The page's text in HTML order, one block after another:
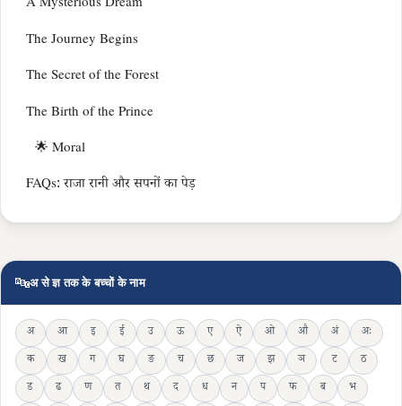
A Mysterious Dream
The Journey Begins
The Secret of the Forest
The Birth of the Prince
🌟 Moral
FAQs: राजा रानी और सपनों का पेड़
🔤अ से ज्ञ तक के बच्चों के नाम
अ आ इ ई उ ऊ ए ऐ ओ औ अं
अः
क
ख ग घ ङ च छ ज झ ञ ट
ठ
ड
ढ ण त थ द ध न प फ ब
भ